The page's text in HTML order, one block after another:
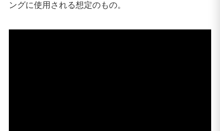
ングに使用される想定のもの。